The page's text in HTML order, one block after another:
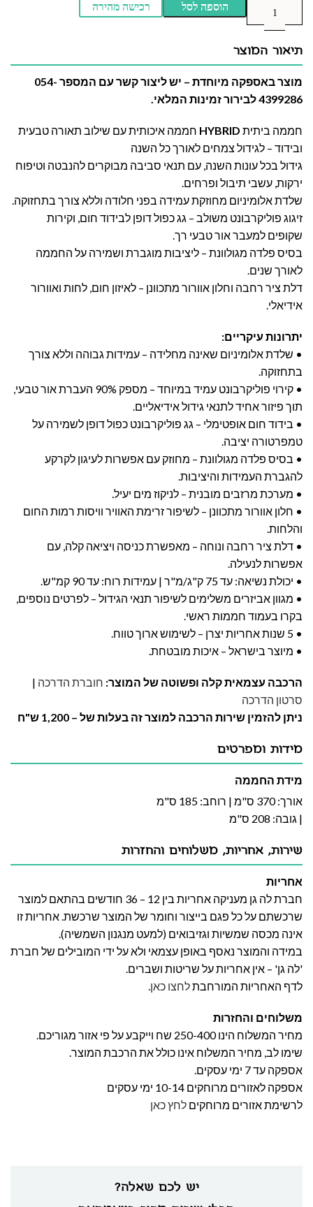
הוספה לסל רכישה מהירה
תיאור המוצר
מוצר באספקה מיוחדת – יש ליצור קשר עם המספר 054-
4399286 לבירור זמינות המלאי.
חממה ביתית HYBRID חממה איכותית עם שילוב תאורה טבעית
ובידוד – לגידול צמחים לאורך כל השנה
גידול בכל עונות השנה, עם תנאי סביבה מבוקרים להנבטה וטיפוח
ירקות, עשבי תיבול ופרחים.
שלדת אלומיניום מחוזקת עמידה בפני חלודה וללא צורך בתחזוקה.
זיגוג פוליקרבונט משולב – גג כפול דופן לבידוד חום, וקירות
שקופים למעבר אור טבעי רך.
בסיס פלדה מגולוונת – ליציבות מוגברת ושמירה על החממה
לאורך שנים.
דלת ציר רחבה וחלון אוורור מתכוונן – לאיזון חום, לחות ואוורור
אידיאלי.
יתרונות עיקריים:
• שלדת אלומיניום שאינה מחלידה – עמידות גבוהה וללא צורך
בתחזוקה.
• קירוי פוליקרבונט עמיד במיוחד – מספק 90% העברת אור טבעי,
תוך פיזור אחיד לתנאי גידול אידיאליים.
• בידוד חום אופטימלי – גג פוליקרבונט כפול דופן לשמירה על
טמפרטורה יציבה.
• בסיס פלדה מגולוונת – מחוזק עם אפשרות לעיגון לקרקע
להגברת העמידות והיציבות.
• מערכת מרזבים מובנית – לניקוז מים יעיל.
• חלון אוורור מתכוונן – לשיפור זרימת האוויר וויסות רמות החום
והלחות.
• דלת ציר רחבה ונוחה – מאפשרת כניסה ויציאה קלה, עם
אפשרות לנעילה.
• יכולת נשיאה: עד 75 ק"ג/מ"ר | עמידות רוח: עד 90 קמ"ש.
• מגוון אביזרים משלימים לשיפור תנאי הגידול – לפרטים נוספים,
בקרו בעמוד חממות ראשי.
• 5 שנות אחריות יצרן – לשימוש ארוך טווח.
• מיוצר בישראל – איכות מובטחת.
הרכבה עצמאית קלה ופשוטה של המוצר: חוברת הדרכה |
סרטון הדרכה
ניתן להזמין שירות הרכבה למוצר זה בעלות של – 1,200 ש"ח
מידות ומפרטים
מידת החממה
אורך: 370 ס"מ | רוחב: 185 ס"מ
| גובה: 208 ס"מ
יש לכם שאלה?
שירות, אחריות, משלוחים והחזרות
אחריות
חברת לה גן מעניקה אחריות בין 12 – 36 חודשים בהתאם למוצר
שרכשתם על כל פגם בייצור וחומר של המוצר שרכשת. אחריות זו
אינה מכסה שמשיות וגזיבואים (למעט מנגנון השמשיה).
במידה והמוצר נאסף באופן עצמאי ולא על ידי המובילים של חברת
'לה גן' – אין אחריות על שריטות ושברים.
לדף האחריות המורחבתלחצו כאן.
משלוחים והחזרות
מחיר המשלוח הינו 250-400 שח וייקבע על פי אזור מגוריכם.
שימו לב, מחיר המשלוח אינו כולל את הרכבת המוצר.
אספקה עד 7 ימי עסקים.
אספקה לאזורים מרוחקים 10-14 ימי עסקים
לרשימת אזורים מרוחקים לחץ כאן